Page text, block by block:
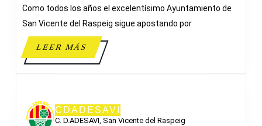
VICENTE
Como todos los años el excelentísimo Ayuntamiento de
San Vicente del Raspeig sigue apostando por
LEER MÁSLEER
MÁS
CDADESAVI
C. D.ADESAVI, San Vicente del Raspeig